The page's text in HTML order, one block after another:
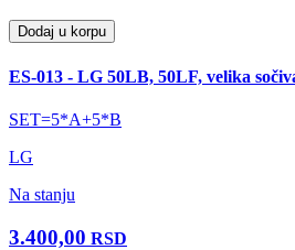
Dodaj u korpu
ES-013 - LG 50LB, 50LF, velika
SET=5*A+5*B
LG
Na stanju
3.400,00 RSD